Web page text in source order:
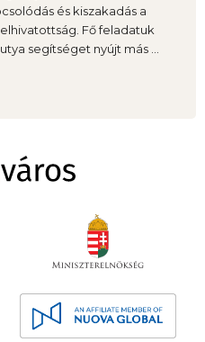
és kiszakadás a
Fő feladatuk
segítséget nyújt más ...